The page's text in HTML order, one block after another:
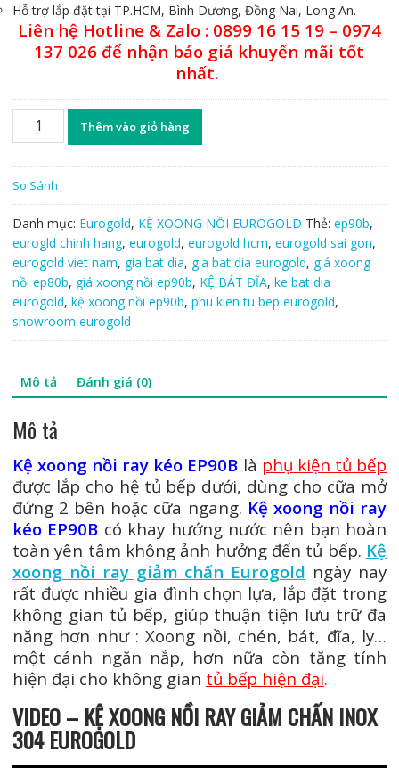
Hỗ trợ lắp đặt tại TP.HCM, Bình Dương, Đồng Nai, Long An.
Liên hệ Hotline & Zalo : 0899 16 15 19 – 0974
137 026 để nhận báo giá khuyến mãi tốt
nhất.
xoong
kéo
EP90B
lượng
Thêm vào giỏ hàng
So Sánh
Danh mục: Eurogold, KỆ XOONG NỒI EUROGOLD Thẻ: ep90b,
eurogld chinh hang, eurogold, eurogold hcm, eurogold sai gon,
eurogold viet nam, gia bat dia, gia bat dia eurogold, giá xoong
nồi ep80b, giá xoong nồi ep90b, KỆ BÁT ĐĨA, ke bat dia
eurogold, kệ xoong nồi ep90b, phu kien tu bep eurogold,
showroom eurogold
Mô tả Đánh giá (0)
Mô tả
Kệ xoong nồi ray kéo EP90B là phụ kiện tủ bếp
được lắp cho hệ tủ bếp dưới, dùng cho cữa mở
đứng 2 bên hoặc cữa ngang. Kệ xoong nồi ray
kéo EP90B có khay hướng nước nên bạn hoàn
toàn yên tâm không ảnh hưởng đến tủ bếp. Kệ
xoong nồi ray giảm chấn Eurogold ngày nay
rất được nhiều gia đình chọn lựa, lắp đặt trong
không gian tủ bếp, giúp thuận tiện lưu trữ đa
năng hơn như : Xoong nồi, chén, bát, đĩa, ly…
một cánh ngăn nắp, hơn nữa còn tăng tính
hiện đại cho không gian tủ bếp hiện đại.
VIDEO – KỆ XOONG NỒI RAY GIẢM CHẤN INOX
304 EUROGOLD